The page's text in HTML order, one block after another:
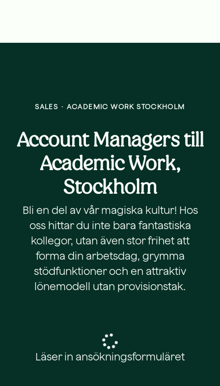
SALES · ACADEMIC WORK STOCKHOLM
Account Managers till
Academic Work,
Stockholm
Bli en del av vår magiska kultur! Hos
oss hittar du inte bara fantastiska
kollegor, utan även stor frihet att
forma din arbetsdag, grymma
stödfunktioner och en attraktiv
lönemodell utan provisionstak.
Läser in ansökningsformuläret